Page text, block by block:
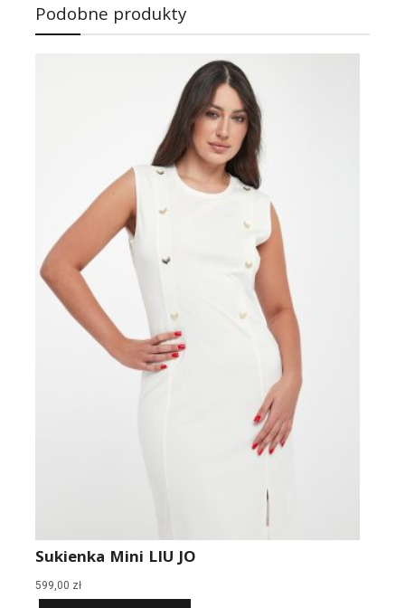
Podobne produkty
Sukienka Mini LIU JO
599,00 zł